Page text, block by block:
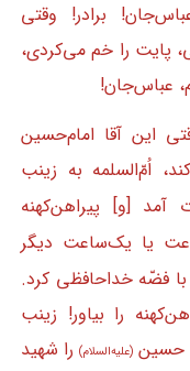
برادر! وقتی
پایت را خم می‌کردی،
عباس‌جان!
این آقا امام‌حسین
اُمّ‌السلمه به زینب
آمد [و] پیراهن‌کهنه
یا یک‌ساعت دیگر
فضّه خداحافظی کرد.
را بیاور! زینب
حسین (علیه‌السلام) را شهید